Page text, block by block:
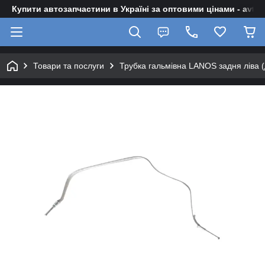
Купити автозапчастини в Україні за оптовими цінами -
Товари та послуги Трубка гальмівна LANOS задня ліва